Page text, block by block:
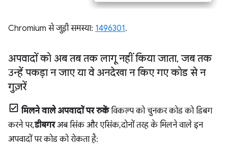
Chromium से जुड़ी समस्या: 1496301.
अपवादों को अब तब तक लागू नहीं किया जाता, जब तक
उन्हें पकड़ा न जाए या वे अनदेखा न किए गए कोड से न
गुज़रें
मिलने वाले अपवादों पर रुकेंविकल्प को चुनकर कोड को डिबग
करने पर,डीबगरअब सिंक और एसिंक, दोनों तरह के मिलने वाले इन
अपवादों पर कोड को रोकता है: